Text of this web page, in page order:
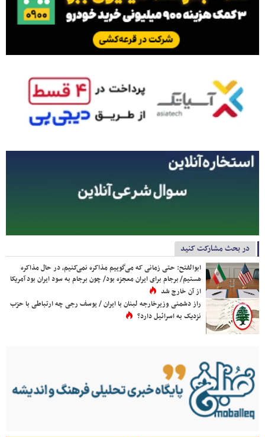
در بحث مشارکت کنید
ابوالفتح: حتی زمانی که می‌گوییم مذاکره نمی‌کنیم، در حال مذاکره
هستیم/ برجام برای ایران معجزه بود/ چون برجام به سود ایران بود آمریکا
از آن خارج شد
راز دشمنی وزیرخارجه لبنان با ایران / یوسف رجی چه ارتباطی با حزب
نزدیک به اسرائیل دارد؟